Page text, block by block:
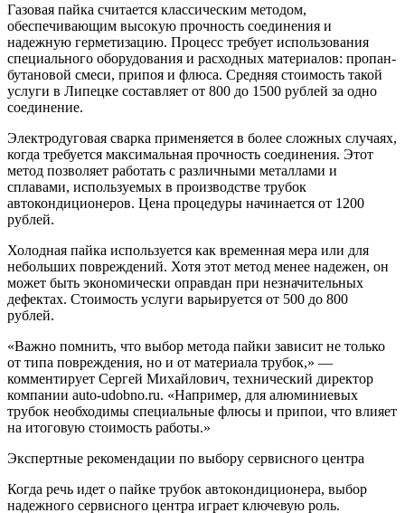
Газовая пайка считается классическим методом,
обеспечивающим высокую прочность соединения и
надежную герметизацию. Процесс требует использования
специального оборудования и расходных материалов: пропан-
бутановой смеси, припоя и флюса. Средняя стоимость такой
услуги в Липецке составляет от 800 до 1500 рублей за одно
соединение.
Электродуговая сварка применяется в более сложных случаях,
когда требуется максимальная прочность соединения. Этот
метод позволяет работать с различными металлами и
сплавами, используемых в производстве трубок
автокондиционеров. Цена процедуры начинается от 1200
рублей.
Холодная пайка используется как временная мера или для
небольших повреждений. Хотя этот метод менее надежен, он
может быть экономически оправдан при незначительных
дефектах. Стоимость услуги варьируется от 500 до 800
рублей.
«Важно помнить, что выбор метода пайки зависит не только
от типа повреждения, но и от материала трубок,» —
комментирует Сергей Михайлович, технический директор
компании auto-udobno.ru. «Например, для алюминиевых
трубок необходимы специальные флюсы и припои, что влияет
на итоговую стоимость работы.»
Экспертные рекомендации по выбору сервисного центра
Когда речь идет о пайке трубок автокондиционера, выбор
надежного сервисного центра играет ключевую роль.